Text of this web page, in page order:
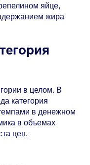
яйце,
жира
в целом. В
категория
в денежном
в объемах
цен.